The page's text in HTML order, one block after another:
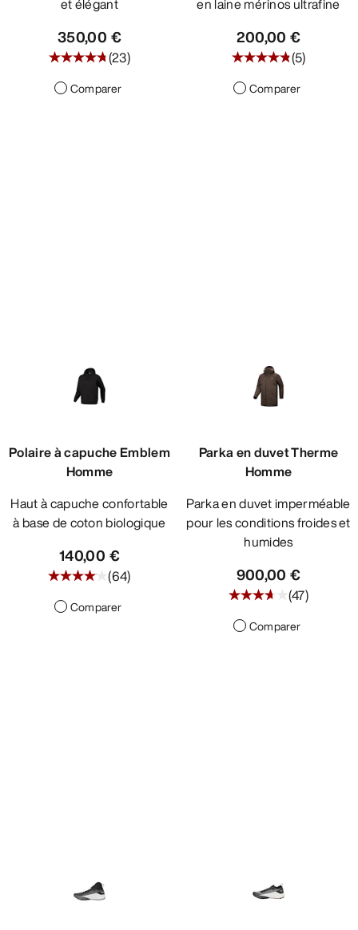
350,00 €
(23)
Comparer
200,00 €
(5)
Comparer
Polaire à capuche Emblem
Homme
Haut à capuche confortable
à base de coton biologique
140,00 €
(64)
Comparer
Parka en duvet Therme
Homme
Parka en duvet imperméable
pour les conditions froides et
humides
900,00 €
(47)
Comparer